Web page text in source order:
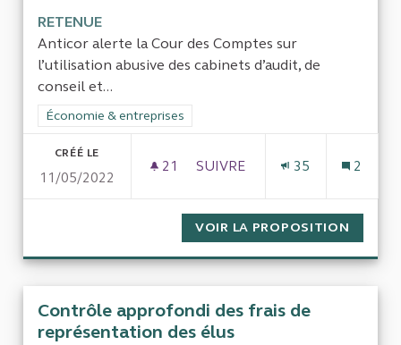
RETENUE
Anticor alerte la Cour des Comptes sur
l’utilisation abusive des cabinets d’audit, de
conseil et...
Filtrer les résultats de la catégorie : Économie & entreprises
Économie & entreprises
CRÉÉ LE
11/05/2022
21 21 ABONNÉS
SUIVRE
35 2
VOIR LA PROPOSITION
Contrôle approfondi des frais de
représentation des élus